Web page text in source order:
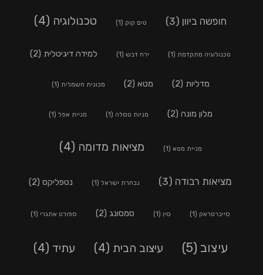
חופשה ביוון (3) טים קוק (1) טכנולוגיה (4)
טכנולוגיה מתקדמת (1) ירח דבש (1) למידה דיגיטלית (2)
מדליות (2) מטא (2) מכונית חשמלית (1)
מלון מונה (2) מניות טסלה (1) מניית אפל (1)
מניית מטא (1) מציאות מדומה (4)
מציאות רבודה (3) נבחרת ישראל (1) נטפליקס (2)
סייברטראק (1) סין (1) סמסונג (2) ספורט אתגרי (1)
עיצוב (5) עיצוב הבית (4) עתיד (4)